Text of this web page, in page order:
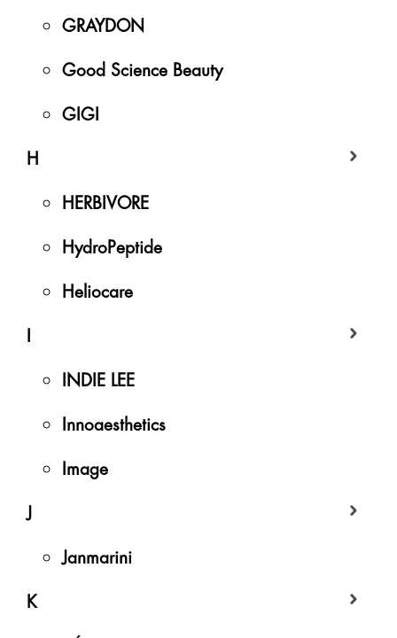
GRAYDON
Good Science Beauty
GIGI
H
HERBIVORE
HydroPeptide
Heliocare
I
INDIE LEE
Innoaesthetics
Image
J
Janmarini
K